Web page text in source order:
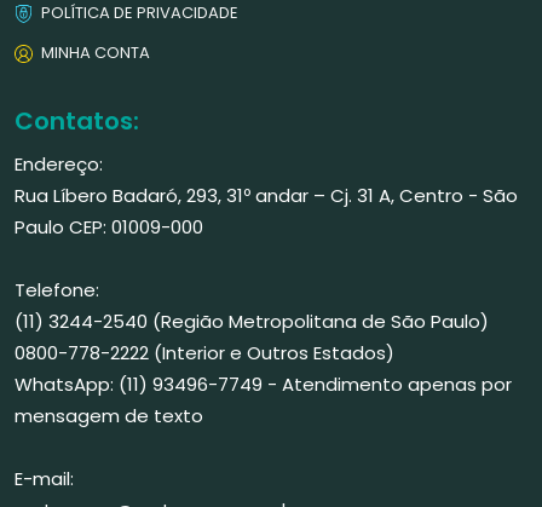
POLÍTICA DE PRIVACIDADE
MINHA CONTA
Contatos:
Endereço:
Rua Líbero Badaró, 293, 31º andar – Cj. 31 A, Centro - São
Paulo CEP: 01009-000
Telefone:
(11) 3244-2540 (Região Metropolitana de São Paulo)
0800-778-2222 (Interior e Outros Estados)
WhatsApp: (11) 93496-7749 - Atendimento apenas por
mensagem de texto
E-mail: